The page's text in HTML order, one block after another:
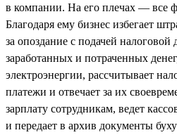
в компании. На его плечах — все
Благодаря ему бизнес избегает
за опоздание с подачей
заработанных и потраченных
электроэнергии, рассчитывает
платежи и отвечает за их
зарплату сотрудникам, ведет
и передает в архив документы